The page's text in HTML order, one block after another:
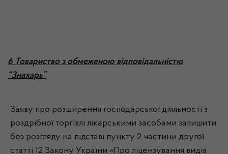
6 Товариство з обмеженою відповідальністю
“Знахарь”
Заяву про розширення господарської діяльності з
роздрібної торгівлі лікарськими засобами залишити
без розгляду на підставі пункту 2 частини другої
статті 12 Закону України «Про ліцензування видів